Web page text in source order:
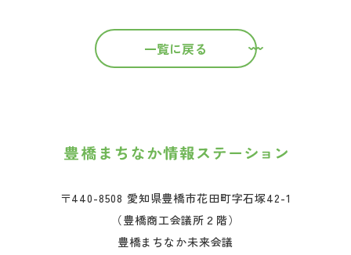
一覧に戻る
〒440-8508 愛知県豊橋市花田町字石塚42-1
（豊橋商工会議所２階）
豊橋まちなか未来会議